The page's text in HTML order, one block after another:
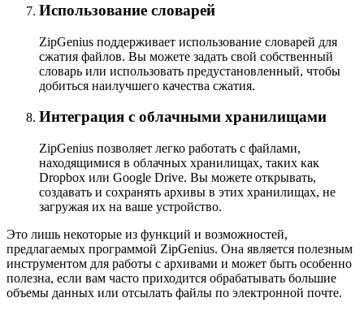
Использование словарей
ZipGenius поддерживает использование словарей для
сжатия файлов. Вы можете задать свой собственный
словарь или использовать предустановленный, чтобы
добиться наилучшего качества сжатия.
Интеграция с облачными хранилищами
ZipGenius позволяет легко работать с файлами,
находящимися в облачных хранилищах, таких как
Dropbox или Google Drive. Вы можете открывать,
создавать и сохранять архивы в этих хранилищах, не
загружая их на ваше устройство.
Это лишь некоторые из функций и возможностей,
предлагаемых программой ZipGenius. Она является полезным
инструментом для работы с архивами и может быть особенно
полезна, если вам часто приходится обрабатывать большие
объемы данных или отсылать файлы по электронной почте.